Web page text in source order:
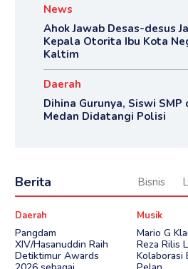
News
Ahok Jawab Desas-desus
Kepala Otorita Ibu Kota
Kaltim
Daerah
Dihina Gurunya, Siswi SMP
Medan Didatangi Polisi
Berita Bisnis
Daerah
Pangdam
XIV/Hasanuddin Raih
Detiktimur Awards
Musik
Mario G
Reza Rilis
Kolaborasi